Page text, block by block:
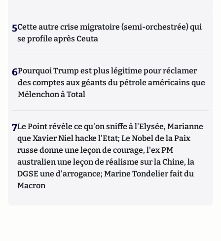
5Cette autre crise migratoire (semi-orchestrée) qui
se profile après Ceuta
6Pourquoi Trump est plus légitime pour réclamer
des comptes aux géants du pétrole américains que
Mélenchon à Total
7Le Point révèle ce qu'on sniffe à l'Elysée, Marianne
que Xavier Niel hacke l'Etat; Le Nobel de la Paix
russe donne une leçon de courage, l'ex PM
australien une leçon de réalisme sur la Chine, la
DGSE une d'arrogance; Marine Tondelier fait du
Macron